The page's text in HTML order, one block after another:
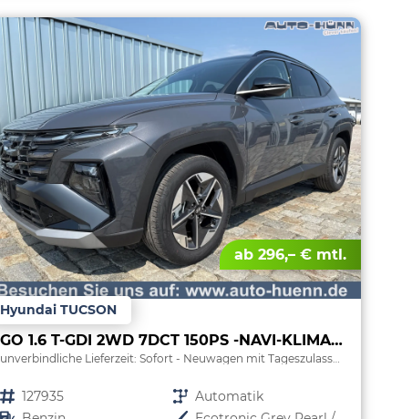
ab 296,– € mtl.
Hyundai TUCSON
GO 1.6 T-GDI 2WD 7DCT 150PS -NAVI-KLIMAAUTOM-ALU18"-SHZ-WINTER-LED-PDC-KAMERA-KEYLESS GO-Sofort
unverbindliche Lieferzeit: Sofort Neuwagen mit Tageszulassung
Fahrzeugnr. 127935 Getriebe Automatik